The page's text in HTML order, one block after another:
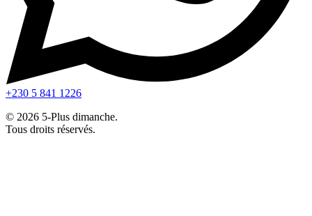
+230 5 841 1226
© 2026 5-Plus dimanche.
Tous droits réservés.